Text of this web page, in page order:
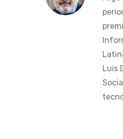
Luis